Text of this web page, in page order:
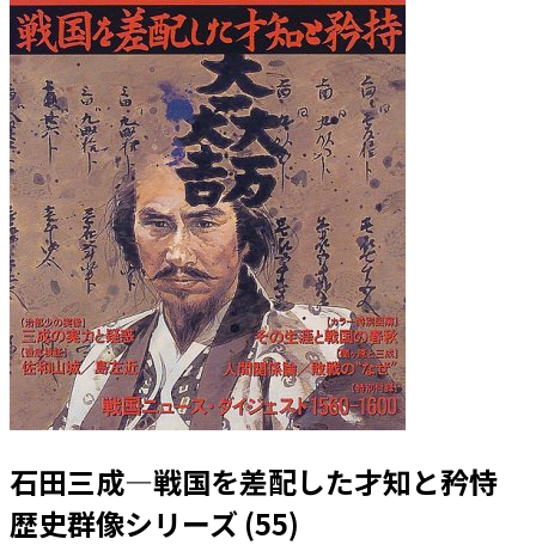
石田三成―戦国を差配した才知と矜恃
歴史群像シリーズ (55)